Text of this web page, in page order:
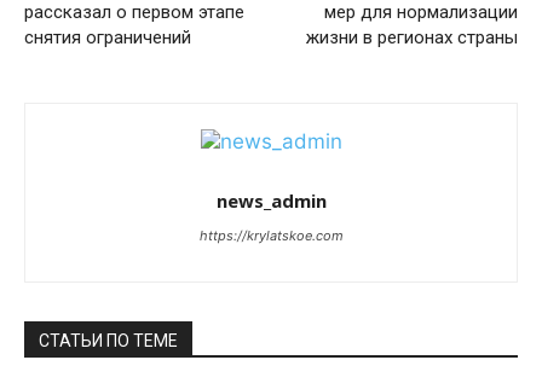
рассказал о первом этапе
снятия ограничений
мер для нормализации
жизни в регионах страны
news_admin
https://krylatskoe.com
СТАТЬИ ПО ТЕМЕ